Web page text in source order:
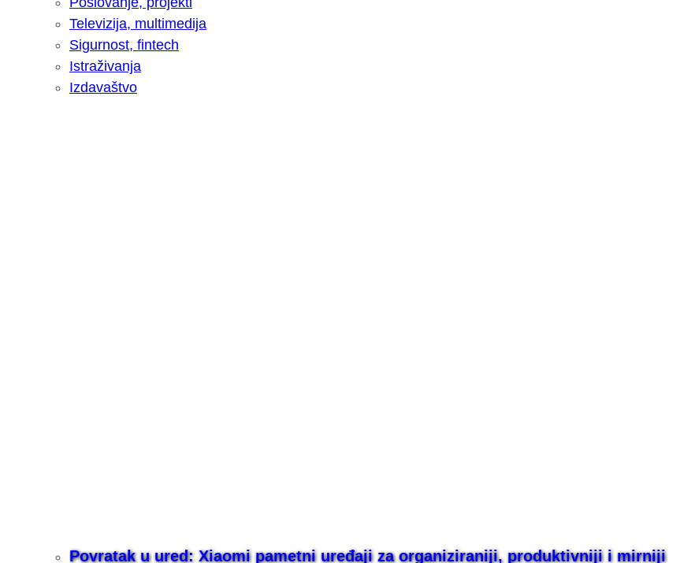
Televizija, multimedija
Sigurnost, fintech
Istraživanja
Izdavaštvo
Povratak u ured: Xiaomi pametni uređaji za organiziraniji, produktivniji i mirniji